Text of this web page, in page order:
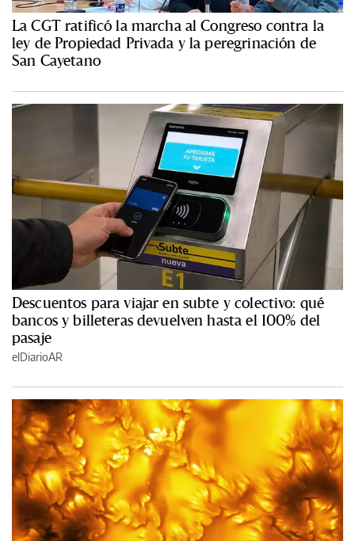
La CGT ratificó la marcha al Congreso contra la
ley de Propiedad Privada y la peregrinación de
San Cayetano
Descuentos para viajar en subte y colectivo: qué
bancos y billeteras devuelven hasta el 100% del
pasaje
elDiarioAR